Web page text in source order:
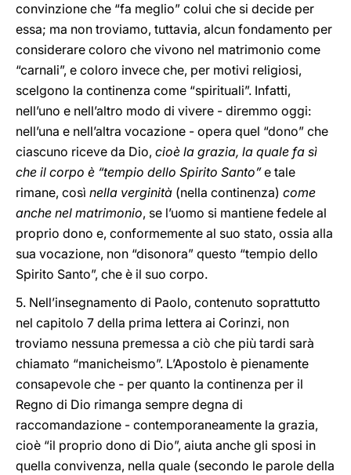
convinzione che “fa meglio” colui che si decide per
essa; ma non troviamo, tuttavia, alcun fondamento per
considerare coloro che vivono nel matrimonio come
“carnali”, e coloro invece che, per motivi religiosi,
scelgono la continenza come “spirituali”. Infatti,
nell’uno e nell’altro modo di vivere - diremmo oggi:
nell’una e nell’altra vocazione - opera quel “dono” che
ciascuno riceve da Dio, cioè la grazia, la quale fa sì
che il corpo è “tempio dello Spirito Santo”e tale
rimane, così nella verginità (nella continenza) come
anche nel matrimonio, se l’uomo si mantiene fedele al
proprio dono e, conformemente al suo stato, ossia alla
sua vocazione, non “disonora” questo “tempio dello
Spirito Santo”, che è il suo corpo.
5. Nell’insegnamento di Paolo, contenuto soprattutto
nel capitolo 7 della prima lettera ai Corinzi, non
troviamo nessuna premessa a ciò che più tardi sarà
chiamato “manicheismo”. L’Apostolo è pienamente
consapevole che - per quanto la continenza per il
Regno di Dio rimanga sempre degna di
raccomandazione - contemporaneamente la grazia,
cioè “il proprio dono di Dio”, aiuta anche gli sposi in
quella convivenza, nella quale (secondo le parole della